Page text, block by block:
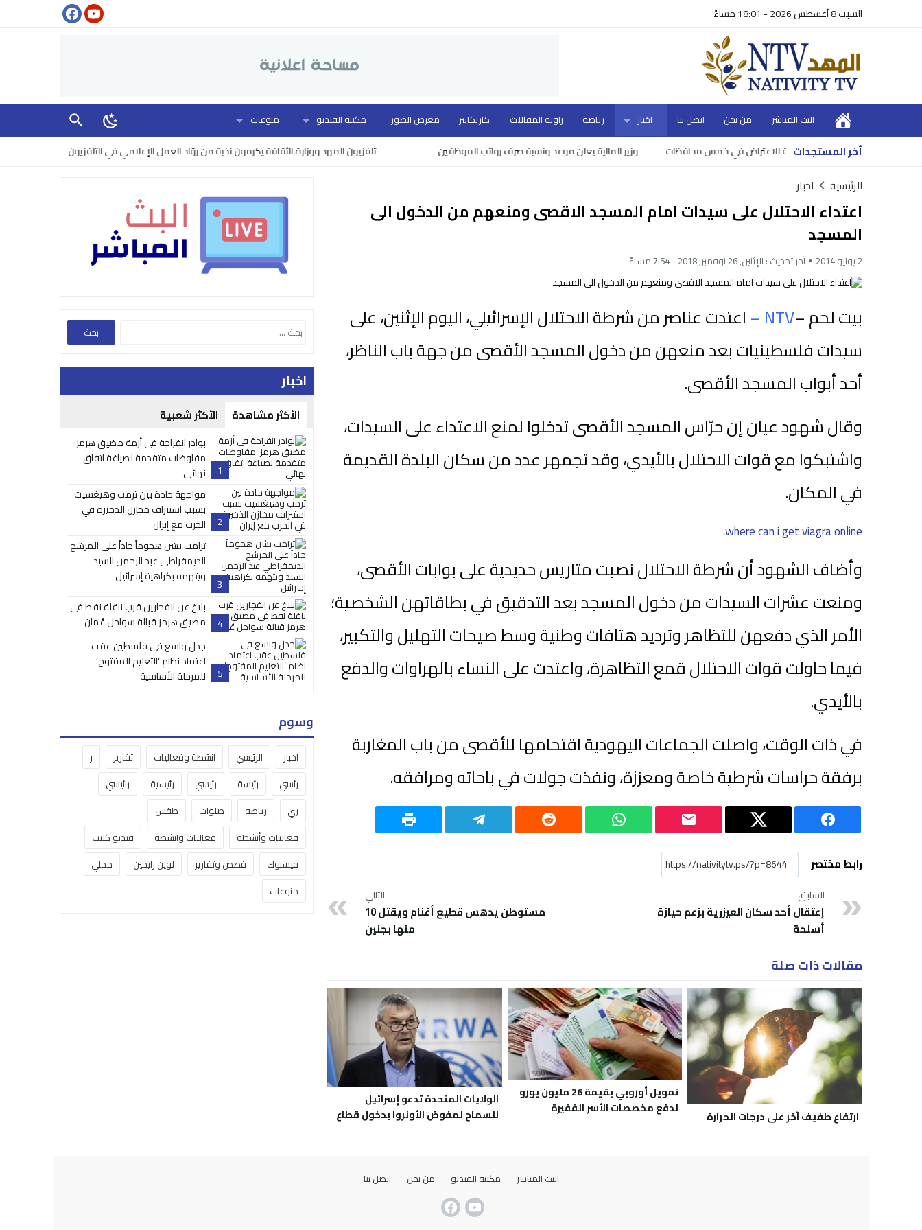
السبت 8 أغسطس 2026 - 18:01 مساءً
البث المباشر من نحن اتصل بنا اخبار رياضة زاوية المقالات كاريكاتير معرض الصور مكتبة الفيديو منوعات
أخر المستجدات تلفزيون المهد ووزارة الثقافة يكرمون نخبة من روّاد العمل الإعلامي في التلفزيون البنتاغون يرفع وزير المالية يعلن موعد ونسبة صرف رواتب الموظفين
الرئيسية اخبار
اعتداء الاحتلال على سيدات امام المسجد الاقصى ومنعهم من الدخول الى
المسجد
2 يونيو 2014 آخر تحديث : الإثنين, 26 نوفمبر, 2018 - 7:54 مساءً
بيت لحم –NTV –
اعتدت عناصر من شرطة الاحتلال الإسرائيلي، اليوم الإثنين، على
سيدات فلسطينيات بعد منعهن من دخول المسجد الأقصى من جهة باب الناظر،
أحد أبواب المسجد الأقصى.
وقال شهود عيان إن حرّاس المسجد الأقصى تدخلوا لمنع الاعتداء على السيدات،
واشتبكوا مع قوات الاحتلال بالأيدي، وقد تجمهر عدد من سكان البلدة القديمة
في المكان.
where can i get viagra online
.
وأضاف الشهود أن شرطة الاحتلال نصبت متاريس حديدية على بوابات الأقصى،
ومنعت عشرات السيدات من دخول المسجد بعد التدقيق في بطاقاتهن الشخصية؛
الأمر الذي دفعهن للتظاهر وترديد هتافات وطنية وسط صيحات التهليل والتكبير،
فيما حاولت قوات الاحتلال قمع التظاهرة، واعتدت على النساء بالهراوات والدفع
بالأيدي.
في ذات الوقت، واصلت الجماعات اليهودية اقتحامها للأقصى من باب المغاربة
برفقة حراسات شرطية خاصة ومعززة، ونفذت جولات في باحاته ومرافقه.
رابط مختصر
السابق
إعتقال أحد سكان العيزرية بزعم حيازة
أسلحة
التالي
مستوطن يدهس قطيع أغنام ويقتل 10
منها بجنين
مقالات ذات صلة
ارتفاع طفيف آخر على درجات الحرارة
تمويل أوروبي بقيمة 26 مليون يورو
لدفع مخصصات الأسر الفقيرة
الولايات المتحدة تدعو إسرائيل
للسماح لمفوض الأونروا بدخول قطاع
اخبار
الأكثر مشاهدة الأكثر شعبية
1
بوادر انفراجة في أزمة مضيق هرمز:
مفاوضات متقدمة لصياغة اتفاق
نهائي
2
مواجهة حادة بين ترمب وهيغسيث
بسبب استنزاف مخازن الذخيرة في
الحرب مع إيران
3
ترامب يشن هجوماً حاداً على المرشح
الديمقراطي عبد الرحمن السيد
ويتهمه بكراهية إسرائيل
4
بلاغ عن انفجارين قرب ناقلة نفط في
مضيق هرمز قبالة سواحل عُمان
5
جدل واسع في فلسطين عقب
اعتماد نظام ‘التعليم المفتوح’
للمرحلة الأساسية
وسوم
اخبار الرئيسي انشطة وفعاليات تقارير
ر
رئسي
رئيسة رئيسي رئيسية
رائيسي
ري
رياضه صلوات
طقس
فعاليات وأنشطة
فعاليات وانشطة
فيديو كليب
فيسبوك
قصص وتقارير لوين رايحين
محلي
منوعات
البث المباشر مكتبة الفيديو من نحن اتصل بنا